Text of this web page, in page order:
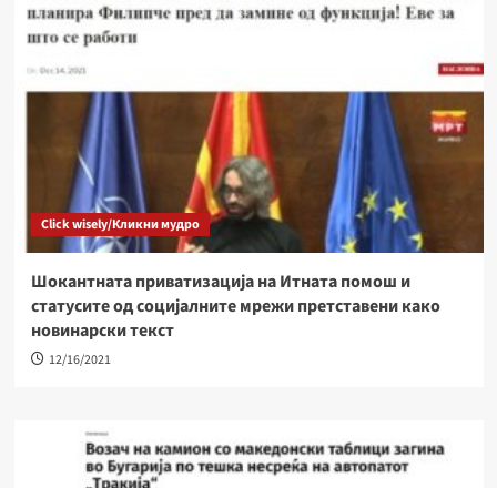
Click wisely/Кликни мудро
Шокантната приватизација на Итната помош и
статусите од социјалните мрежи претставени како
новинарски текст
12/16/2021